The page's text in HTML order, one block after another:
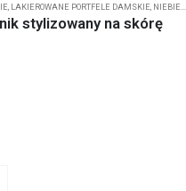
LAKIEROWANE PORTFELE DAMSKIE NIEBIESKIE PORTFELE DAMSKIE
stylizowany na skórę